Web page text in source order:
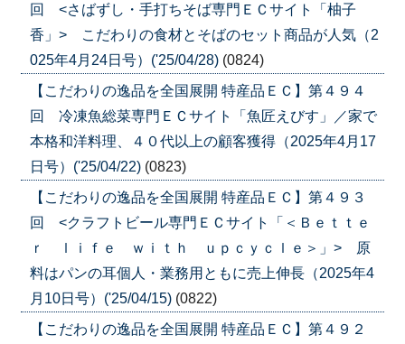
回 <さばずし・手打ちそば専門ＥＣサイト「柚子
香」> こだわりの食材とそばのセット商品が人気（2
025年4月24日号）('25/04/28) (0824)
【こだわりの逸品を全国展開 特産品ＥＣ】第４９４
回 冷凍魚総菜専門ＥＣサイト「魚匠えびす」／家で
本格和洋料理、４０代以上の顧客獲得（2025年4月17
日号）('25/04/22) (0823)
【こだわりの逸品を全国展開 特産品ＥＣ】第４９３
回 <クラフトビール専門ＥＣサイト「＜Ｂｅｔｔｅ
ｒ ｌｉｆｅ ｗｉｔｈ ｕｐｃｙｃｌｅ＞」> 原
料はパンの耳個人・業務用ともに売上伸長（2025年4
月10日号）('25/04/15) (0822)
【こだわりの逸品を全国展開 特産品ＥＣ】第４９２